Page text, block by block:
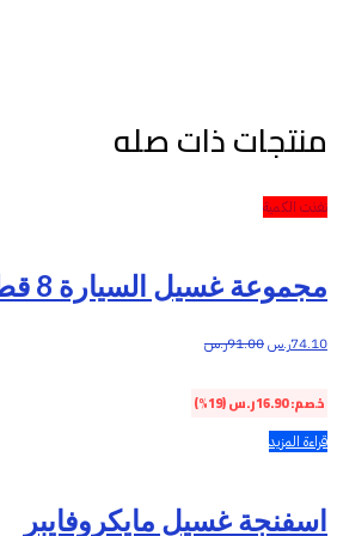
منتجات ذات صله
نفذت الكمية
مجموعة غسيل السيارة 8 قطع
74.10ر.س91.00ر.س
خصم:16.90ر.س(19%)
قراءة المزيد
اسفنجة غسيل مايكروفايبر